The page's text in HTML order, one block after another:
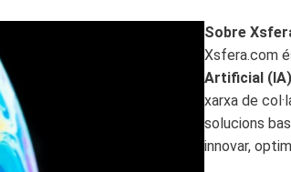
Sobre
Xsfera.com
Artificial
xarxa de
solucions
innovar,